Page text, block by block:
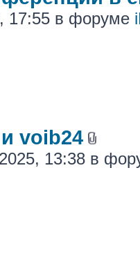
17:55 в форуме
voib24
13:38 в